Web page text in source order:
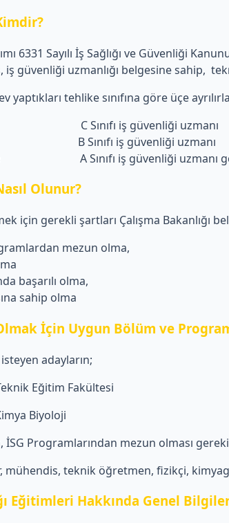
6331 Sayılı İş Sağlığı ve Güvenliği
güvenliği uzmanlığı belgesine sahip,
tehlike sınıfına göre üçe
C Sınıfı iş güvenliği uzmanı
B Sınıfı iş güvenliği uzmanı
A Sınıfı iş güvenliği uzmanı
Olunur?
için gerekli şartları Çalışma Bakanlığı
mezun olma,
başarılı olma,
sahip olma
İçin Uygun Bölüm ve
adayların;
Eğitim Fakültesi
Biyoloji
İSG Programlarından mezun olması
mühendis, teknik öğretmen, fizikçi,
Eğitimleri Hakkında Genel